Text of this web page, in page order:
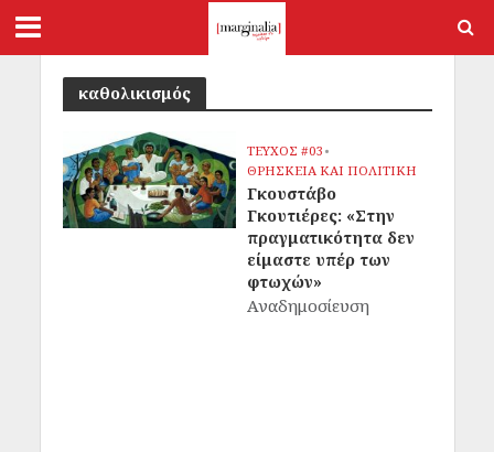
καθολικισμός
ΤΕΥΧΟΣ #03 •
ΘΡΗΣΚΕΙΑ ΚΑΙ ΠΟΛΙΤΙΚΗ
Γκουστάβο
Γκουτιέρες: «Στην
πραγματικότητα δεν
είμαστε υπέρ των
φτωχών»
Αναδημοσίευση